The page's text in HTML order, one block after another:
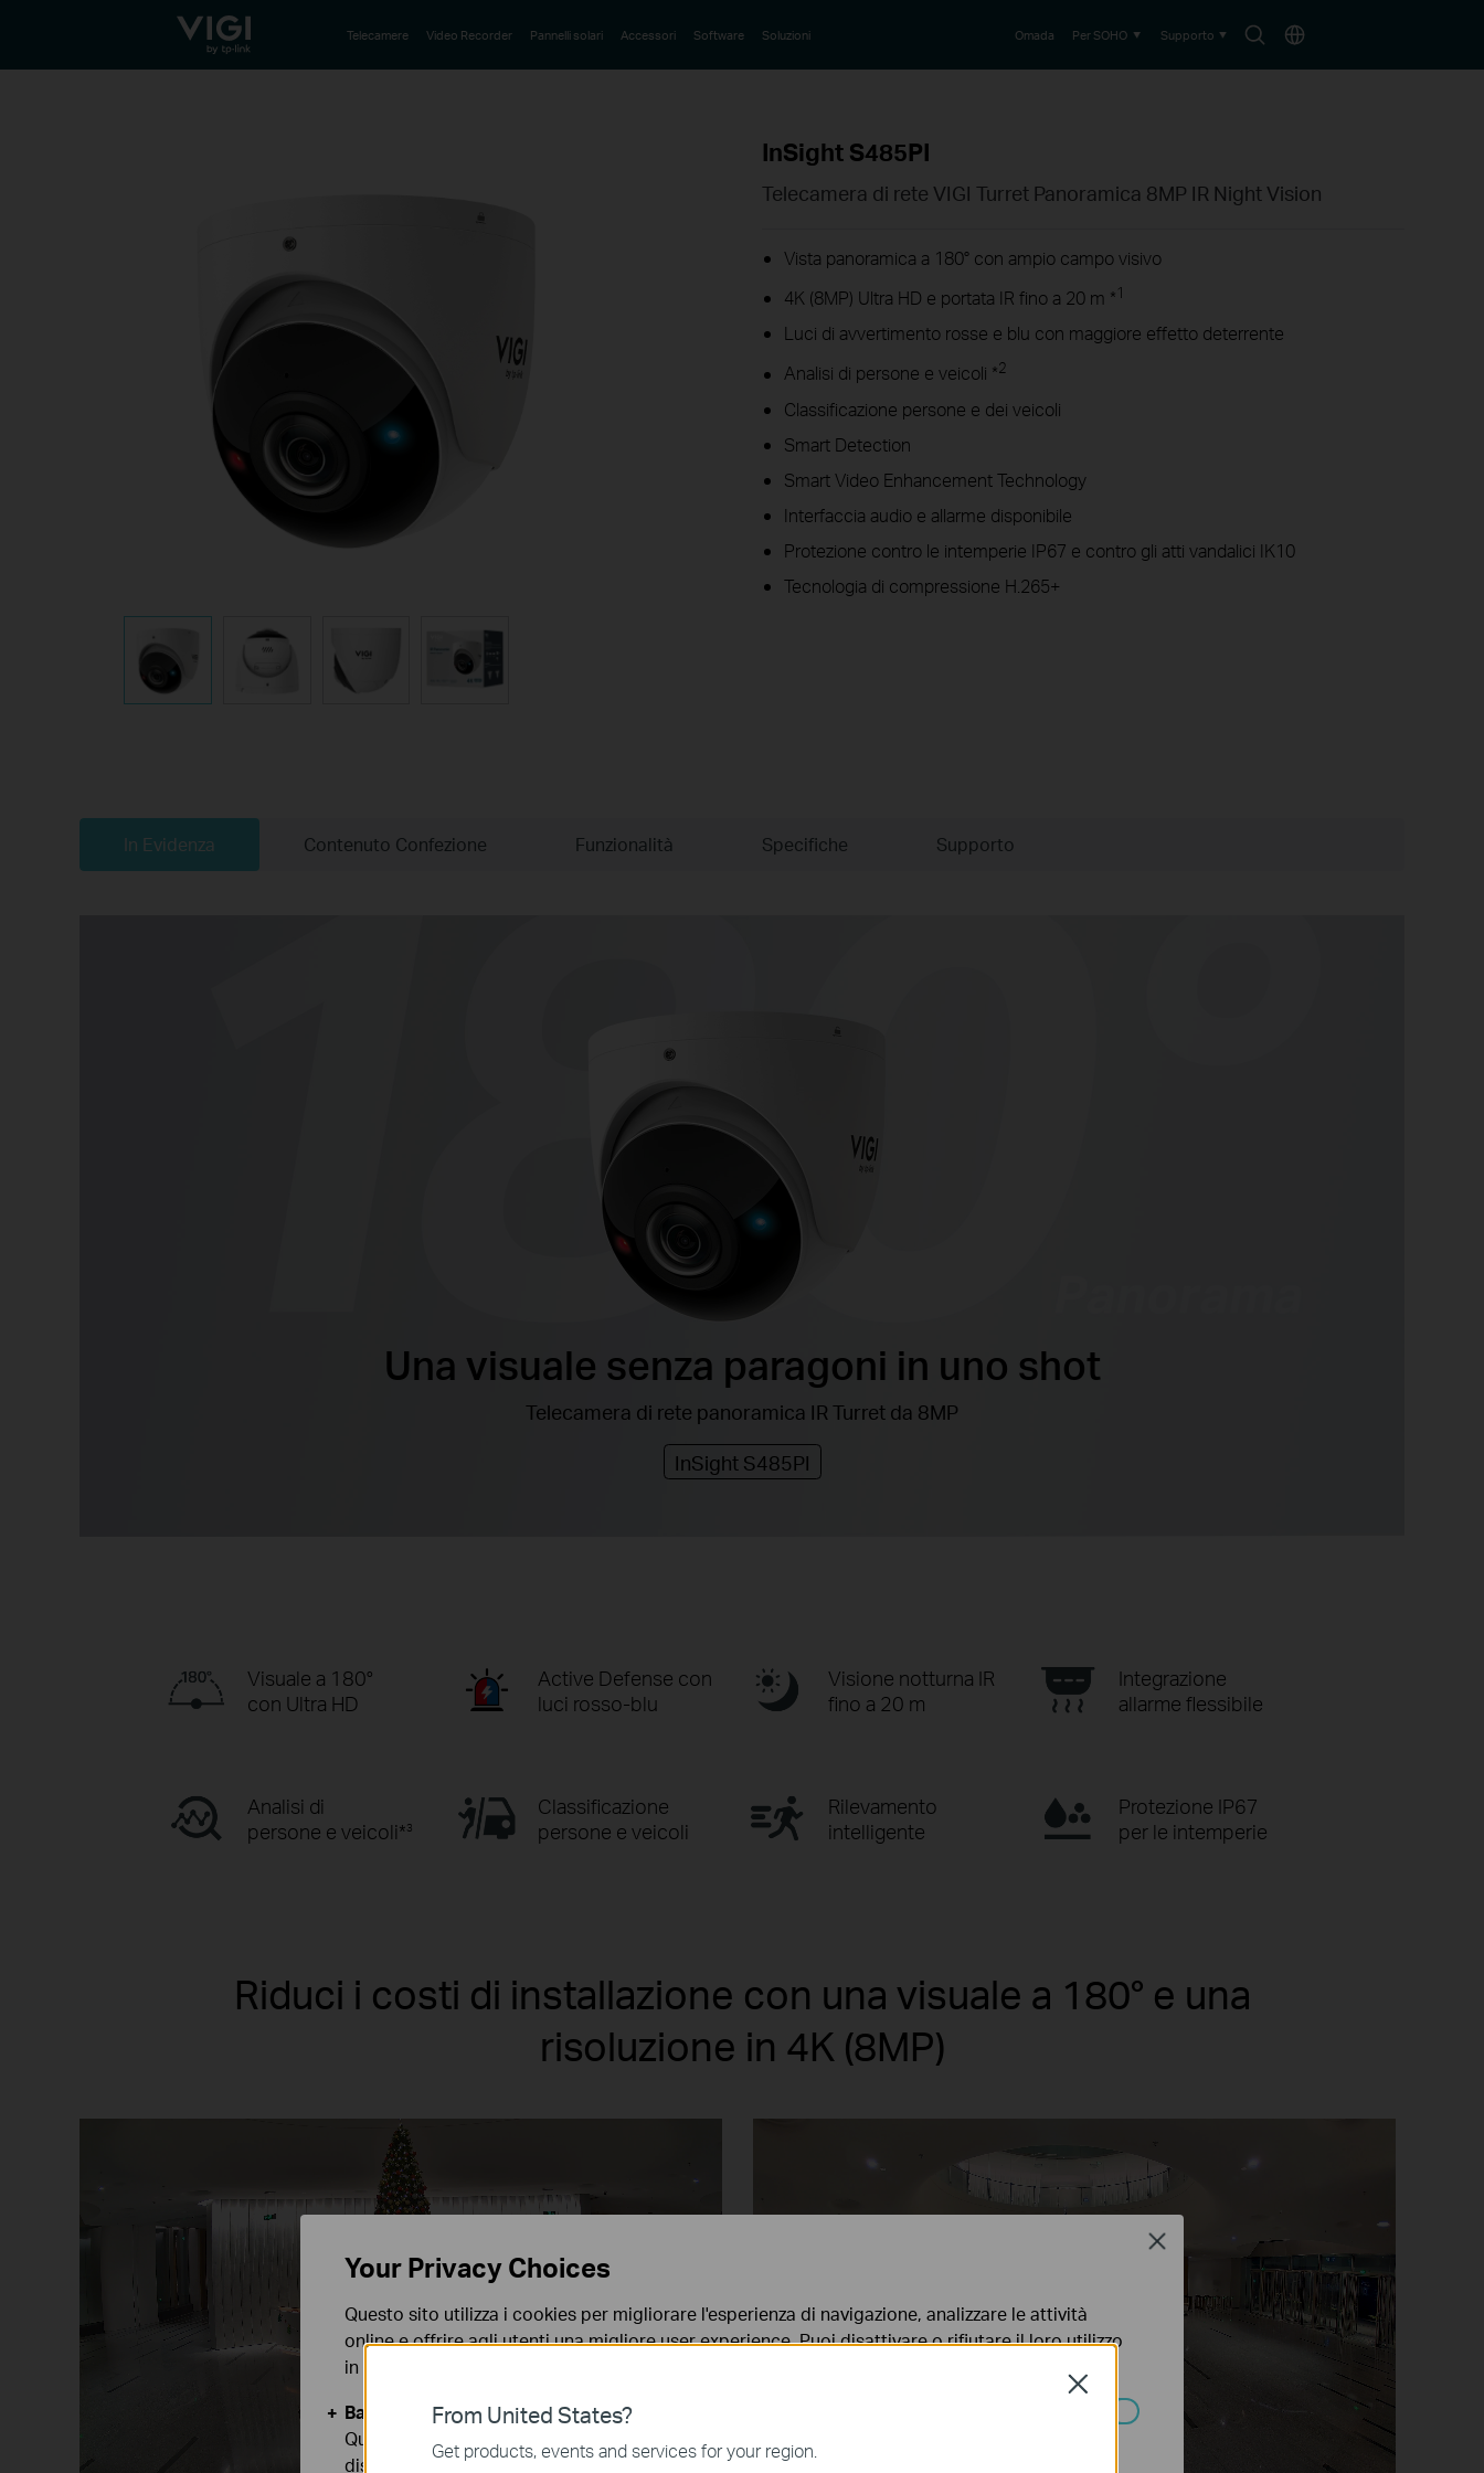
TP-Link, Reliably Smart
SearchChoose
Telecamere Video Recorder Pannelli solari Accessori Software Soluzioni Omada Per SOHO Supporto
InSight S485PI
Telecamera di rete VIGI Turret Panoramica 8MP IR Night Vision
Vista panoramica a 180° con ampio campo visivo
4K (8MP) Ultra HD e portata IR fino a 20 m *1
Luci di avvertimento rosse e blu con maggiore effetto deterrente
Analisi di persone e veicoli *2
Classificazione persone e dei veicoli
Smart Detection
Smart Video Enhancement Technology
Interfaccia audio e allarme disponibile
Protezione contro le intemperie IP67 e contro gli atti vandalici IK10
Tecnologia di compressione H.265+
In Evidenza Contenuto Confezione Funzionalità Specifiche Supporto
Una visuale senza paragoni in uno shot
Telecamera di rete panoramica IR Turret da 8MP
InSight S485PI
Visuale a 180°
con Ultra HD
Active Defense con
luci rosso-blu
Visione notturna IR
fino a 20 m
Integrazione
allarme flessibile
Analisi di
persone e veicoli*3
Classificazione
persone e veicoli
Rilevamento
intelligente
Protezione IP67
per le intemperie
Riduci i costi di installazione con una visuale a 180° e una
risoluzione in 4K (8MP)
From United States?
Get products, events and services for your region.
Close
Your Privacy Choices
Questo sito utilizza i cookies per migliorare l'esperienza di navigazione, analizzare le attività
online e offrire agli utenti una migliore user experience. Puoi disattivare o rifiutare il loro utilizzo
in qualunque momento. Per maggiori informazioni consulta la nostra
Basic Cookies
Questi cookies sono necessari per il corretto funzionamento del sito e non possono essere
disattivati nel tuo sistema.
Close